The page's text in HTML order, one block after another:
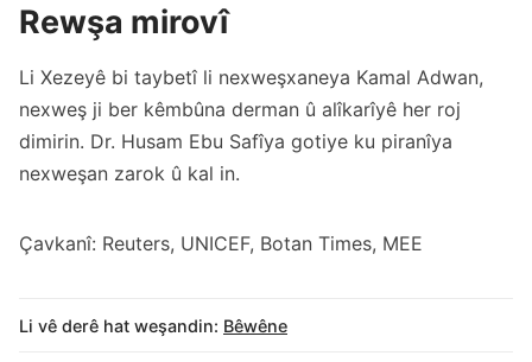
Rewşa mirovî
Li Xezeyê bi taybetî li nexweşxaneya Kamal Adwan,
nexweş ji ber kêmbûna derman û alîkarîyê her roj
dimirin. Dr. Husam Ebu Safîya gotiye ku piranîya
nexweşan zarok û kal in.
Çavkanî: Reuters, UNICEF, Botan Times, MEE
Li vê derê hat weşandin: Bêwêne